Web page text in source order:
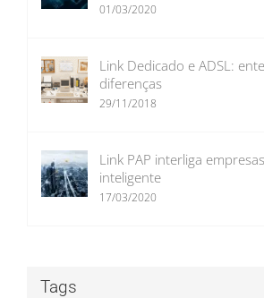
01/03/2020
Link Dedicado e ADSL:
diferenças
29/11/2018
Link PAP interliga
inteligente
17/03/2020
Tags